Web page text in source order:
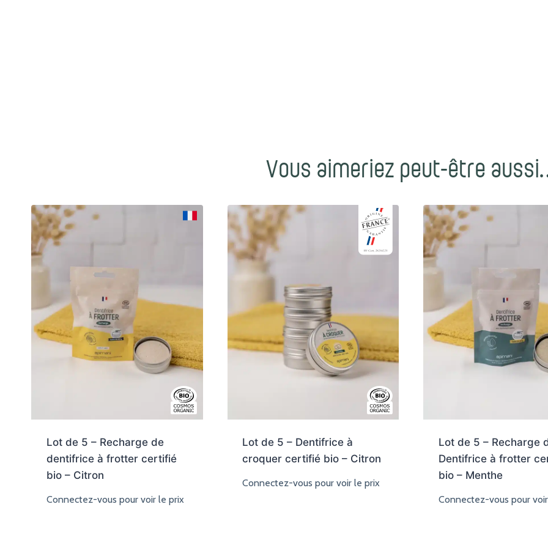
Vous aimeriez peut-être
Lot de 5 – Recharge de
dentifrice à frotter certifié
bio – Citron
Connectez-vous pour voir le prix
Lot de 5 – Dentifrice à
croquer certifié bio – Citron
Connectez-vous pour voir le prix
Lot de 5 – Recharge
Dentifrice à frotter
bio – Menthe
Connectez-vous pour